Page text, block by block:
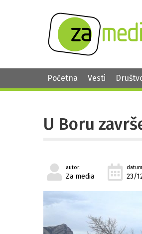
Početna Vesti
U Boru
autor:
Za media 23/